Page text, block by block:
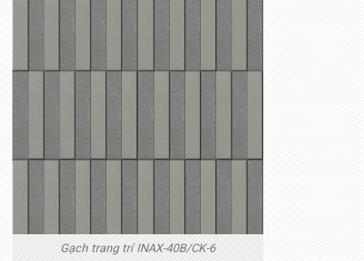
Gạch trang trí INAX-40B/CK-6